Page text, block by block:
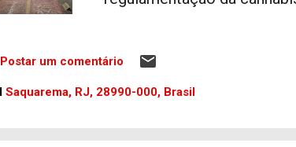
explora o contexto, os
significado dessa
cada vez mais presente no
Maconha é um
Postar um comentário
Saquarema, RJ, 28990-000, Brasil